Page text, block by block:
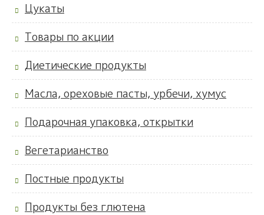
Цукаты
Товары по акции
Диетические продукты
Масла, ореховые пасты, урбечи, хумус
Подарочная упаковка, открытки
Вегетарианство
Постные продукты
Продукты без глютена